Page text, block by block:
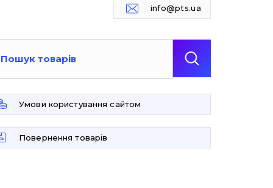
info@pts.ua
Умови користування сайтом
Повернення товарів